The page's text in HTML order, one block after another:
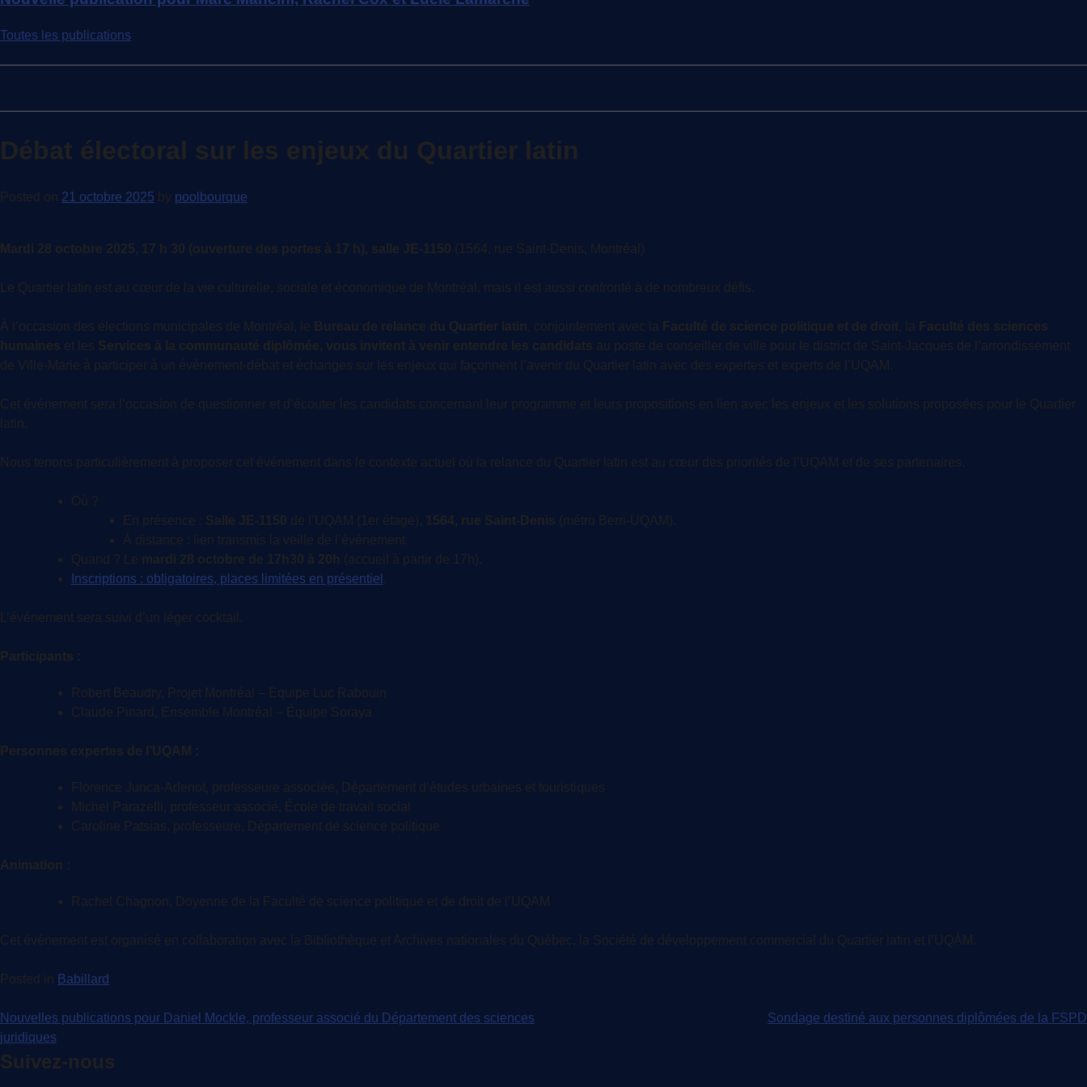
Toutes les publications
Débat électoral sur les enjeux du Quartier latin
Posted on 21 octobre 2025 by poolbourque
Mardi 28 octobre 2025, 17 h 30 (ouverture des portes à 17 h), salle JE-1150 (1564, rue Saint-Denis, Montréal)
Le Quartier latin est au cœur de la vie culturelle, sociale et économique de Montréal, mais il est aussi confronté à de nombreux défis.
À l’occasion des élections municipales de Montréal, le Bureau de relance du Quartier latin , conjointement avec la Faculté de science politique et de droit, la Faculté des sciences
humaines et les Services à la communauté diplômée, vous invitent à venir entendre les candidats au poste de conseiller de ville pour le district de Saint-Jacques de l’arrondissement
de Ville-Marie à participer à un événement-débat et échanges sur les enjeux qui façonnent l’avenir du Quartier latin avec des expertes et experts de l’UQAM.
Cet événement sera l’occasion de questionner et d’écouter les candidats concernant leur programme et leurs propositions en lien avec les enjeux et les solutions proposées pour le Quartier
latin.
Nous tenons particulièrement à proposer cet événement dans le contexte actuel où la relance du Quartier latin est au cœur des priorités de l’UQAM et de ses partenaires.
Où ?
En présence :
Salle JE-1150 de l’UQAM (1er étage), 1564, rue Saint-Denis (métro Berri-UQAM).
À distance : lien transmis la veille de l’événement
Quand ? Le mardi 28 octobre de 17h30 à 20h (accueil à partir de 17h).
Inscriptions : obligatoires, places limitées en présentiel
L’événement sera suivi d’un léger cocktail.
Participants :
Robert Beaudry, Projet Montréal – Équipe Luc Rabouin
Claude Pinard, Ensemble Montréal – Équipe Soraya
Personnes expertes de l’UQAM :
Florence Junca-Adenot, professeure associée, Département d’études urbaines et touristiques
Michel Parazelli, professeur associé, École de travail social
Caroline Patsias, professeure, Département de science politique
Animation :
Rachel Chagnon, Doyenne de la Faculté de science politique et de droit de l’UQAM
Cet événement est organisé en collaboration avec la Bibliothèque et Archives nationales du Québec, la Société de développement commercial du Quartier latin et l’UQÀM.
Posted in Babillard
Navigation
de
Nouvelles publications pour Daniel Mockle, professeur associé du Département des sciences
juridiques
Sondage destiné aux personnes diplômées de la FSPD
Suivez-nous